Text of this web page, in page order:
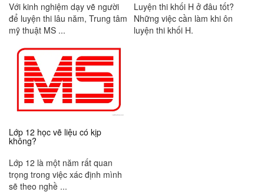
Với kinh nghiệm dạy vẽ người
để luyện thi lâu năm, Trung tâm
mỹ thuật MS ...
Luyện thi khối H ở đâu tốt?
Những việc cần làm khi ôn
luyện thi khối H.
Lớp 12 học vẽ liệu có kịp
không?
Lớp 12 là một năm rất quan
trọng trong việc xác định mình
sẽ theo nghề ...